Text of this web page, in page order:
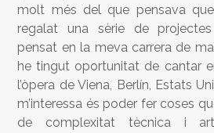
molt més del que pensava
regalat una sèrie de
pensat en la meva carrera de
he tingut oportunitat de cantar
l’òpera de Viena, Berlín, Estats
m’interessa és poder fer coses
de complexitat tècnica i